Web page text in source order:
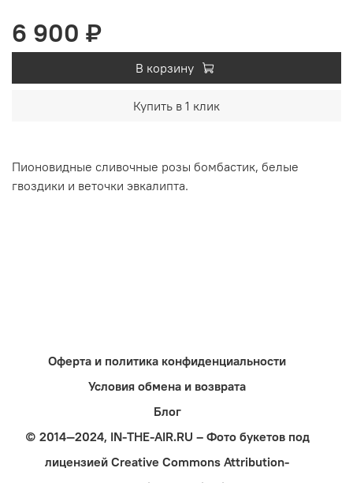
6 900 ₽
В корзину
Купить в 1 клик
Пионовидные сливочные розы бомбастик, белые
гвоздики и веточки эвкалипта.
Оферта и политика конфиденциальности
Условия обмена и возврата
Блог
© 2014—2024, IN-THE-AIR.RU – Фото букетов под
лицензией Creative Commons Attribution-